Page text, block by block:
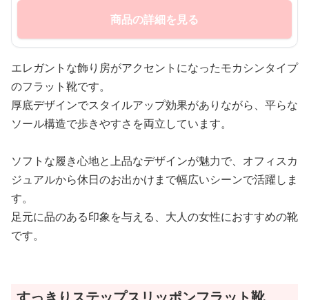
商品の詳細を見る
エレガントな飾り房がアクセントになったモカシンタイプ
のフラット靴です。
厚底デザインでスタイルアップ効果がありながら、平らな
ソール構造で歩きやすさを両立しています。
ソフトな履き心地と上品なデザインが魅力で、オフィスカ
ジュアルから休日のお出かけまで幅広いシーンで活躍しま
す。
足元に品のある印象を与える、大人の女性におすすめの靴
です。